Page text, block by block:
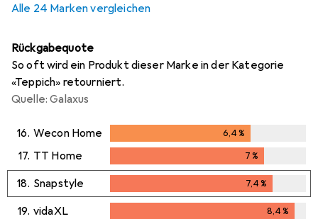
Alle 24 Marken vergleichen
Rückgabequote
So oft wird ein Produkt dieser Marke in der Kategorie
«Teppich» retourniert.
Quelle: Galaxus
16. Wecon Home 6,4%
17. TT Home 7%
18. Snapstyle 7,4%
7,4%
19. vidaXL 8,4%